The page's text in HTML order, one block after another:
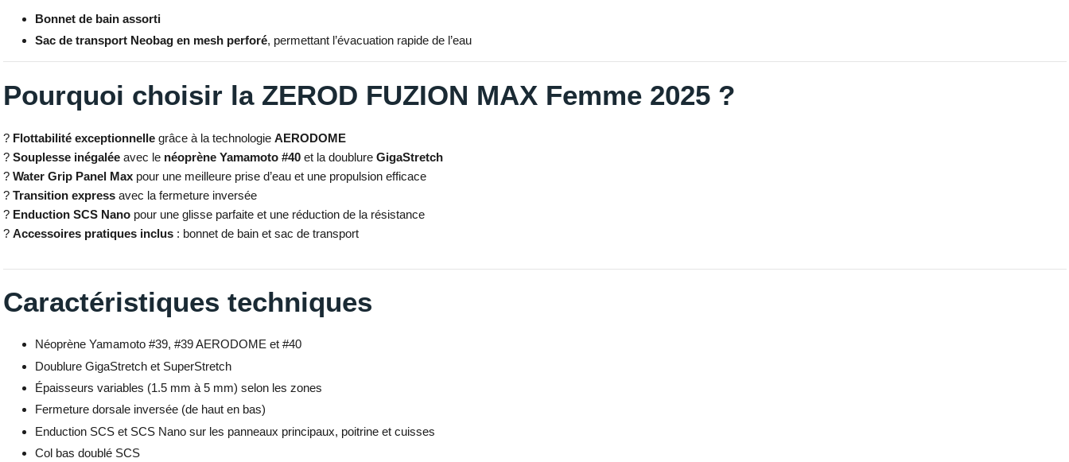
Bonnet de bain assorti
Sac de transport Neobag en mesh perforé, permettant l’évacuation rapide de l’eau
Pourquoi choisir la ZEROD FUZION MAX Femme 2025 ?
? Flottabilité exceptionnellegrâce à la technologie AERODOME
? Souplesse inégaléeavec le néoprène Yamamoto #40et la doublure GigaStretch
? Water Grip Panel Maxpour une meilleure prise d’eau et une propulsion efficace
? Transition expressavec la fermeture inversée
? Enduction SCS Nanopour une glisse parfaite et une réduction de la résistance
? Accessoires pratiques inclus: bonnet de bain et sac de transport
Caractéristiques techniques
Néoprène Yamamoto #39, #39 AERODOME et #40
Doublure GigaStretch et SuperStretch
Épaisseurs variables (1.5 mm à 5 mm) selon les zones
Fermeture dorsale inversée (de haut en bas)
Enduction SCS et SCS Nano sur les panneaux principaux, poitrine et cuisses
Col bas doublé SCS